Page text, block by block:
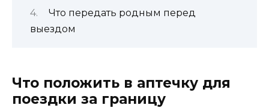
Что передать родным перед
выездом
Что положить в аптечку для
поездки за границу